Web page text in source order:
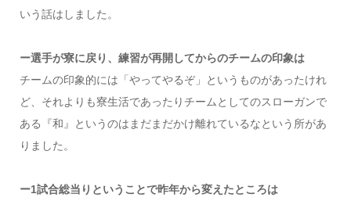
いう話はしました。
ー選手が寮に戻り、練習が再開してからのチームの印象は
チームの印象的には「やってやるぞ」というものがあったけれ
ど、それよりも寮生活であったりチームとしてのスローガンで
ある『和』というのはまだまだかけ離れているなという所があ
りました。
ー1試合総当りということで昨年から変えたところは